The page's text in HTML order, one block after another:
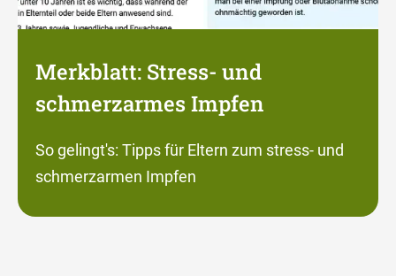
Merkblatt: Stress- und
schmerzarmes Impfen
So gelingt's: Tipps für Eltern zum stress- und
schmerzarmen Impfen